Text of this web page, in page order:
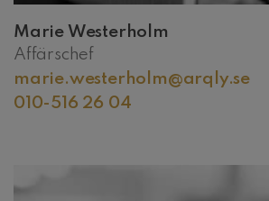
Marie Westerholm
Affärschef
marie.westerholm@arqly.se
010-516 26 04